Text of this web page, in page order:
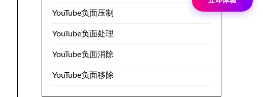
YouTube负面压制
YouTube负面处理
YouTube负面消除
YouTube负面移除